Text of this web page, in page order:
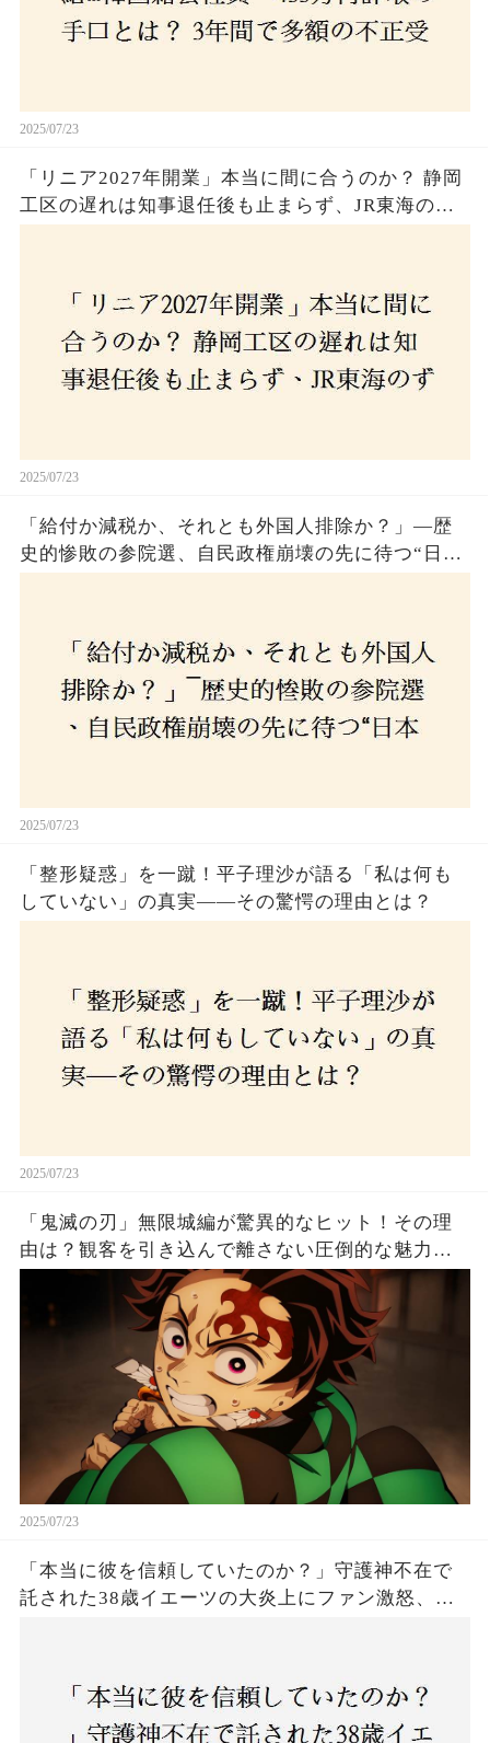
2025/07/23
「リニア2027年開業」本当に間に合うのか？ 静岡
工区の遅れは知事退任後も止まらず、JR東海のず
2025/07/23
「給付か減税か、それとも外国人排除か？」―歴
史的惨敗の参院選、自民政権崩壊の先に待つ“日本
2025/07/23
「整形疑惑」を一蹴！平子理沙が語る「私は何も
していない」の真実——その驚愕の理由とは？
2025/07/23
「鬼滅の刃」無限城編が驚異的なヒット！その理
由は？観客を引き込んで離さない圧倒的な魅力と
2025/07/23
「本当に彼を信頼していたのか？」守護神不在で
託された38歳イエーツの大炎上にファン激怒、ド